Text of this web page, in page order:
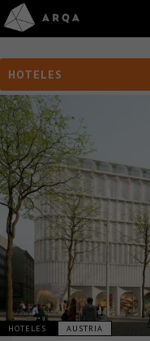
HOTELES
HOTELES AUSTRIA